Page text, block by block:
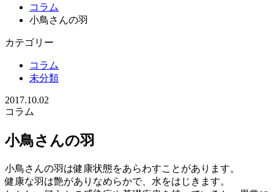
コラム
小鳥さんの羽
カテゴリー
コラム
未分類
2017.10.02
コラム
小鳥さんの羽
小鳥さんの羽は健康状態をあらわすことがあります。
健康な羽は艶がありなめらかで、水をはじきます。